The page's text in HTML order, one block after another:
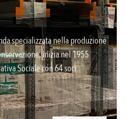
specializzata nella produzione
inizia nel 1955
Sociale con 64 soci.